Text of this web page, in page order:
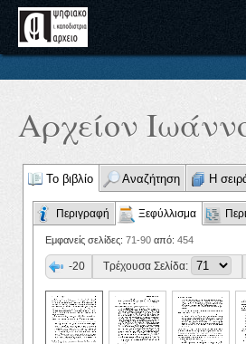
Αρχείον
Το βιβλίο Αναζήτηση Η
Περιγραφή Ξεφύλλισμα
Εμφανείς σελίδες: 71-90 από: 454
-20 Τρέχουσα Σελίδα: